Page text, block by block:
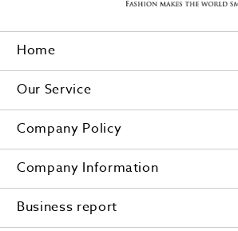
Home
Our Service
Company Policy
Company Information
Business report